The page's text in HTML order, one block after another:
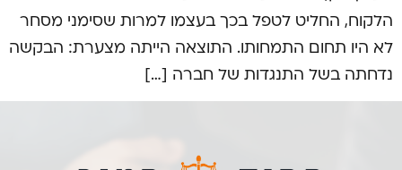
הלקוח, החליט לטפל בכך בעצמו למרות שסימני מסחר
לא היו תחום התמחותו. התוצאה הייתה מצערת: הבקשה
נדחתה בשל התנגדות של חברה […]